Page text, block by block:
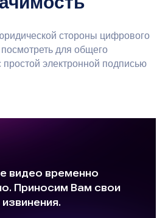
стороны цифрового
для общего
электронной подписью